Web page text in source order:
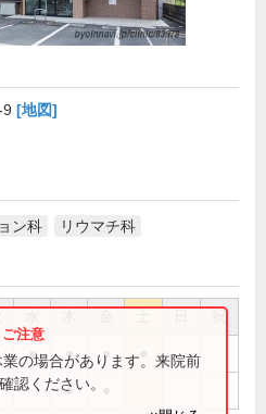
[地図]
ン科 リウマチ科
祝
● ● ●
●
の場合があります。来院前
認ください。